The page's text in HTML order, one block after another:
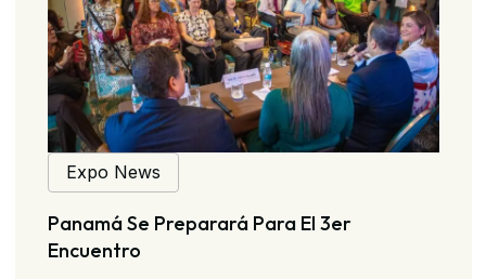
Expo News
Panamá Se Preparará Para El 3er
Encuentro